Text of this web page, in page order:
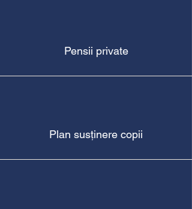
Pensii private
Plan susținere copii